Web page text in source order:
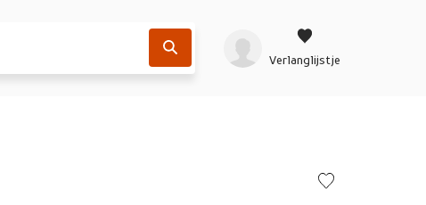
Verlanglijstje